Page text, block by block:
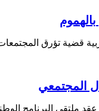
قضية ​تؤرق
المجتمعي
ملتقى‌ البرنامج